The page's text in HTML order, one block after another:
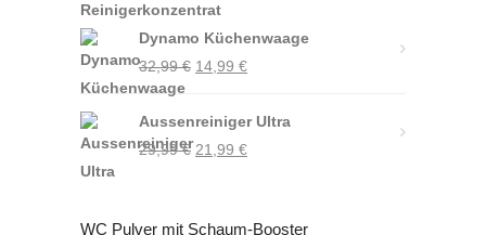
war:
24,99 €21,99 €.
Dynamo Küchenwaage
32,99€ Ursprünglicher
war:
32,99 €
14,99 €Aktueller
ist:
14,99 €.
Aussenreiniger Ultra
29,99€ Ursprünglicher
21,99 €Aktueller
WC Pulver mit Schaum-Booster